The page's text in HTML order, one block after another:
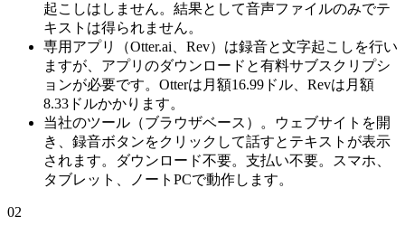
起こしはしません。結果として音声ファイルのみでテ
キストは得られません。
専用アプリ（Otter.ai、Rev）は録音と文字起こしを行い
ますが、アプリのダウンロードと有料サブスクリプシ
ョンが必要です。Otterは月額16.99ドル、Revは月額
8.33ドルかかります。
当社のツール（ブラウザベース）。ウェブサイトを開
き、録音ボタンをクリックして話すとテキストが表示
されます。ダウンロード不要。支払い不要。スマホ、
タブレット、ノートPCで動作します。
02